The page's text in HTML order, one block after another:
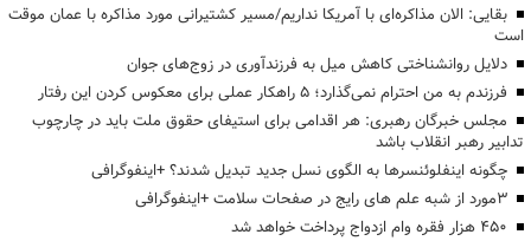
بقایی: الان مذاکره‌ای با آمریکا نداریم/مسیر کشتیرانی مورد مذاکره با عمان موقت
است
دلایل روانشناختی کاهش میل به فرزندآوری در زوج‌های جوان
فرزندم به من احترام نمی‌گذارد؛ ۵ راهکار عملی برای معکوس کردن این رفتار
مجلس خبرگان رهبری: هر اقدامی برای استیفای حقوق ملت باید در چارچوب
تدابیر رهبر انقلاب باشد
چگونه اینفلوئنسرها به الگوی نسل جدید تبدیل شدند؟ +اینفوگرافی
3مورد از شبه علم های رایج در صفحات سلامت +اینفوگرافی
۴۵۰ هزار فقره وام ازدواج پرداخت خواهد شد